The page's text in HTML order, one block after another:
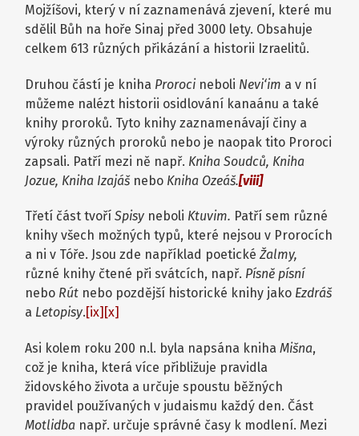
Mojžíšovi, který v ní zaznamenává zjevení, které mu
sdělil Bůh na hoře Sinaj před 3000 lety. Obsahuje
celkem 613 různých přikázání a historii Izraelitů.
Druhou částí je kniha Proroci neboli Nevi‘im a v ní
můžeme nalézt historii osidlování kanaánu a také
knihy proroků. Tyto knihy zaznamenávají činy a
výroky různých proroků nebo je naopak tito Proroci
zapsali. Patří mezi ně např. Kniha Soudců, Kniha
Jozue, Kniha Izajáš nebo Kniha Ozeáš.[viii]
Třetí část tvoříSpisy neboli Ktuvim. Patří sem různé
knihy všech možných typů, které nejsou v Prorocích
a ni v Tóře. Jsou zde například poetickéŽalmy,
různé knihy čtené při svátcích, např. Písně písní
nebo Rút nebo pozdější historické knihy jako Ezdráš
a Letopisy. [ix] [x]
Asi kolem roku 200 n.l. byla napsána knihaMišna,
což je kniha, která více přibližuje pravidla
židovského života a určuje spoustu běžných
pravidel používaných v judaismu každý den. Část
Motlidba např. určuje správné časy k modlení. Mezi